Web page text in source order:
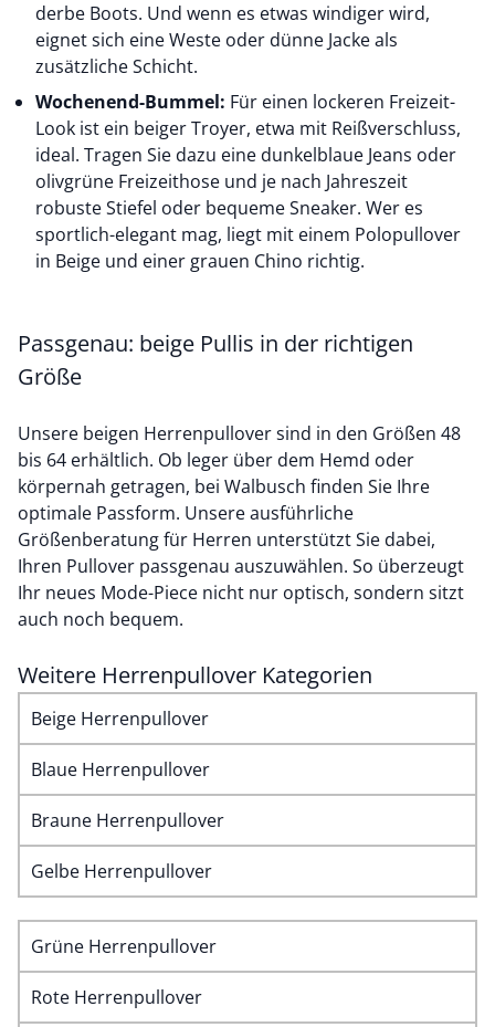
derbe Boots. Und wenn es etwas windiger wird,
eignet sich eine Weste oder dünne Jacke als
zusätzliche Schicht.
Wochenend-Bummel: Für einen lockeren Freizeit-
Look ist ein beiger Troyer, etwa mit Reißverschluss,
ideal. Tragen Sie dazu eine dunkelblaue Jeans oder
olivgrüne Freizeithose und je nach Jahreszeit
robuste Stiefel oder bequeme Sneaker. Wer es
sportlich-elegant mag, liegt mit einem Polopullover
in Beige und einer grauen Chino richtig.
Passgenau: beige Pullis in der richtigen
Größe
Unsere beigen Herrenpullover sind in den Größen 48
bis 64 erhältlich. Ob leger über dem Hemd oder
körpernah getragen, bei Walbusch finden Sie Ihre
optimale Passform. Unsere ausführliche
Größenberatung für Herren unterstützt Sie dabei,
Ihren Pullover passgenau auszuwählen. So überzeugt
Ihr neues Mode-Piece nicht nur optisch, sondern sitzt
auch noch bequem.
Weitere Herrenpullover Kategorien
Beige Herrenpullover
Blaue Herrenpullover
Braune Herrenpullover
Gelbe Herrenpullover
Grüne Herrenpullover
Rote Herrenpullover